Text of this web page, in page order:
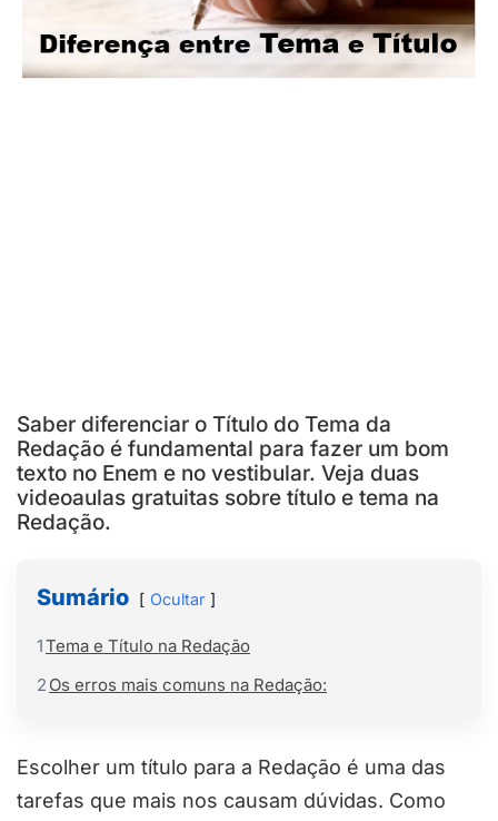
Saber diferenciar o Título do Tema da
Redação é fundamental para fazer um bom
texto no Enem e no vestibular. Veja duas
videoaulas gratuitas sobre título e tema na
Redação.
Sumário Ocultar
1Tema e Título na Redação
2 Os erros mais comuns na Redação:
Escolher um título para a Redação é uma das
tarefas que mais nos causam dúvidas. Como